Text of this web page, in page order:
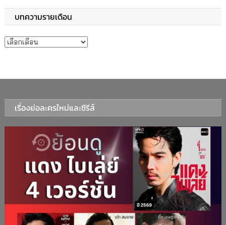
บทความรายเดือน
บทความรายเดือน
เรื่องย่อละครใหม่และซีรีส์